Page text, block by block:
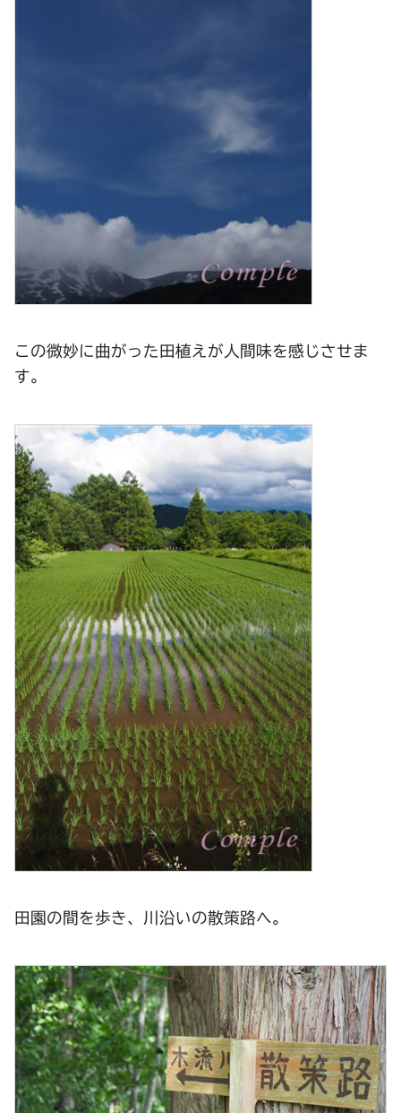
この微妙に曲がった田植えが人間味を感じさせま
す。
田園の間を歩き、川沿いの散策路へ。